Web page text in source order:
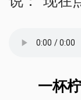
一杯